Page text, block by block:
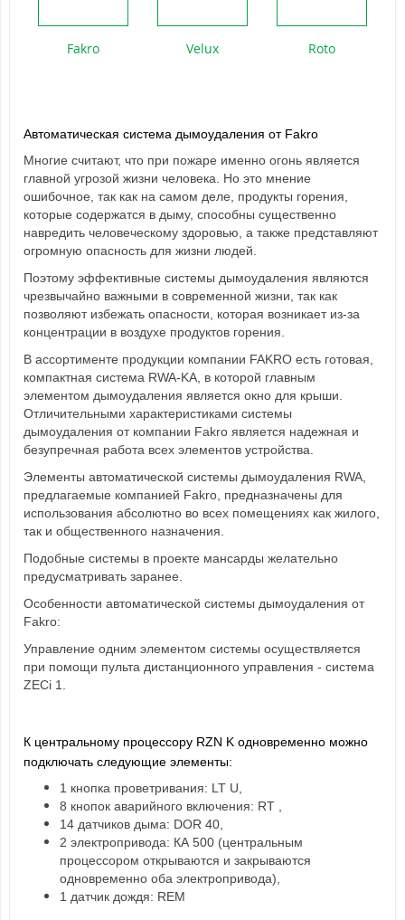
Fakro Velux Roto
Автоматическая система дымоудаления от Fakro
Многие считают, что при пожаре именно огонь является
главной угрозой жизни человека. Но это мнение
ошибочное, так как на самом деле, продукты горения,
которые содержатся в дыму, способны существенно
навредить человеческому здоровью, а также представляют
огромную опасность для жизни людей.
Поэтому эффективные системы дымоудаления являются
чрезвычайно важными в современной жизни, так как
позволяют избежать опасности, которая возникает из-за
концентрации в воздухе продуктов горения.
В ассортименте продукции компании FAKRO есть готовая,
компактная система RWA-KA, в которой главным
элементом дымоудаления является окно для крыши.
Отличительными характеристиками системы
дымоудаления от компании Fakro является надежная и
безупречная работа всех элементов устройства.
Элементы автоматической системы дымоудаления RWA,
предлагаемые компанией Fakro, предназначены для
использования абсолютно во всех помещениях как жилого,
так и общественного назначения.
Подобные системы в проекте мансарды желательно
предусматривать заранее.
Особенности автоматической системы дымоудаления от
Fakro:
Управление одним элементом системы осуществляется
при помощи пульта дистанционного управления - система
ZECi 1.
К центральному процессору RZN K одновременно можно
подключать следующие элементы:
1 кнопка проветривания: LT U,
8 кнопок аварийного включения: RT ,
14 датчиков дыма: DOR 40,
2 электропривода: КА 500 (центральным
процессором открываются и закрываются
одновременно оба электропривода),
1 датчик дождя: REM